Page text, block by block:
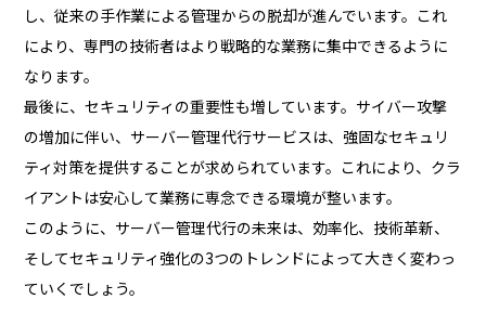
し、従来の手作業による管理からの脱却が進んでいます。これ
により、専門の技術者はより戦略的な業務に集中できるように
なります。
最後に、セキュリティの重要性も増しています。サイバー攻撃
の増加に伴い、サーバー管理代行サービスは、強固なセキュリ
ティ対策を提供することが求められています。これにより、クラ
イアントは安心して業務に専念できる環境が整います。
このように、サーバー管理代行の未来は、効率化、技術革新、
そしてセキュリティ強化の3つのトレンドによって大きく変わっ
ていくでしょう。